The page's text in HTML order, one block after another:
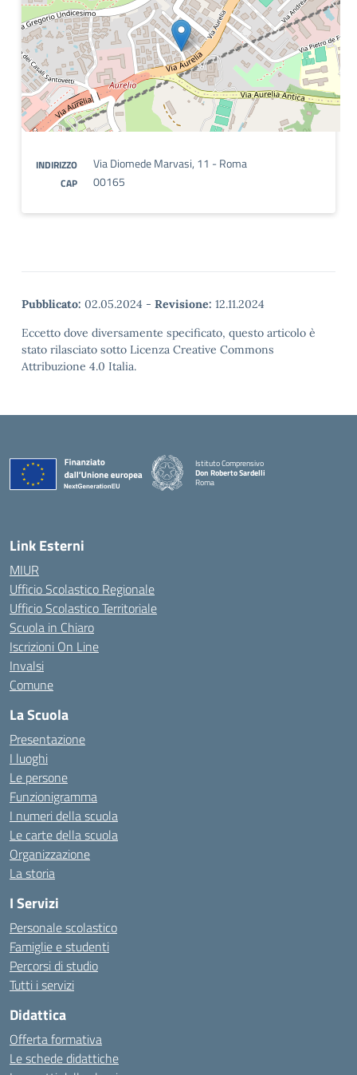
INDIRIZZO Via Diomede Marvasi, 11 - Roma
CAP 00165
Pubblicato: 02.05.2024 - Revisione: 12.11.2024
Eccetto dove diversamente specificato, questo articolo è
stato rilasciato sotto Licenza Creative Commons
Attribuzione 4.0 Italia.
Istituto Comprensivo
Don Roberto Sardelli
Roma
Link Esterni
MIUR
Ufficio Scolastico Regionale
Ufficio Scolastico Territoriale
Scuola in Chiaro
Iscrizioni On Line
Invalsi
Comune
La Scuola
Presentazione
I luoghi
Le persone
Funzionigramma
I numeri della scuola
Le carte della scuola
Organizzazione
La storia
I Servizi
Personale scolastico
Famiglie e studenti
Percorsi di studio
Tutti i servizi
Didattica
Offerta formativa
Le schede didattiche